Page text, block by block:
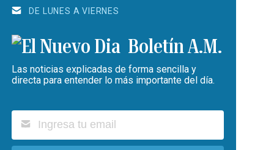
DE LUNES A VIERNES
Boletín A.M.
Las noticias explicadas de forma sencilla y
directa para entender lo más importante del día.